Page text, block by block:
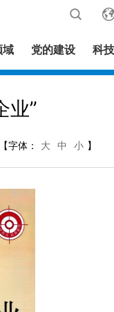
域 党的建设 科
业”
字体： 大 中 小 】